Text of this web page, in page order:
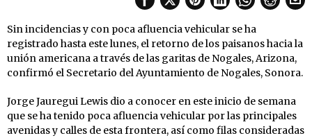
Sin incidencias y con poca afluencia vehicular se ha
registrado hasta este lunes, el retorno de los paisanos hacia la
unión americana a través de las garitas de Nogales, Arizona,
confirmó el Secretario del Ayuntamiento de Nogales, Sonora.
Jorge Jauregui Lewis dio a conocer en este inicio de semana
que se ha tenido poca afluencia vehicular por las principales
avenidas y calles de esta frontera, así como filas consideradas